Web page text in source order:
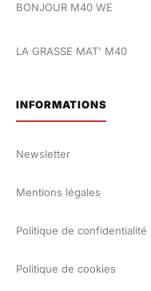
BONJOUR M40 WE
LA GRASSE MAT' M40
INFORMATIONS
Newsletter
Mentions légales
Politique de confidentialité
Politique de cookies